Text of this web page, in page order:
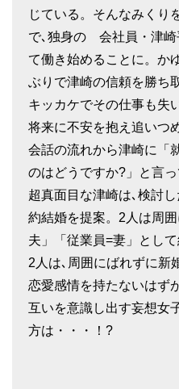
じている。そんなみくり
で､独身の 会社員・津崎
て働き始めることに。か
ぶりで津崎の信頼を勝ち
キッカケでその仕事も失
将来に不安を抱え追いつ
会話の流れから津崎に「
のはどうですか?」と言っ
超真面目な津崎は､検討
約結婚を提案。2人は周
夫」「従業員=妻」として
2人は､周囲にばれずに新
恋愛感情を持たないはず
互いを意識し出す妄想女
方は・・・！?